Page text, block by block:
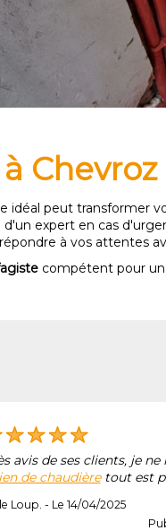
Chevroz
idéal peut transformer
d'un expert en cas
à vos attentes
compétent pour
avis de ses clients, je ne
de chaudièretout est
Loup. - Le 14/04/2025